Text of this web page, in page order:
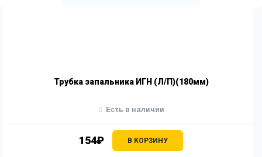
Трубка запальника ИГН (Л/П)(180мм)
154₽ В КОРЗИНУ
Есть в наличии